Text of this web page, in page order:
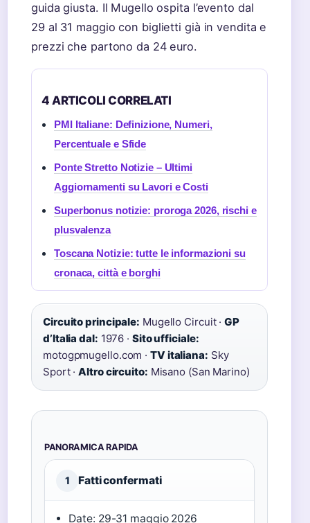
guida giusta. Il Mugello ospita l’evento dal
29 al 31 maggio con biglietti già in vendita e
prezzi che partono da 24 euro.
4 ARTICOLI CORRELATI
PMI Italiane: Definizione, Numeri,
Percentuale e Sfide
Ponte Stretto Notizie – Ultimi
Aggiornamenti su Lavori e Costi
Superbonus notizie: proroga 2026, rischi e
plusvalenza
Toscana Notizie: tutte le informazioni su
cronaca, città e borghi
Circuito principale: Mugello Circuit ·GP
d’Italia dal: 1976 · Sito ufficiale:
motogpmugello.com · TV italiana: Sky
Sport ·Altro circuito: Misano (San Marino)
PANORAMICA RAPIDA
1 Fatti confermati
Date: 29-31 maggio 2026